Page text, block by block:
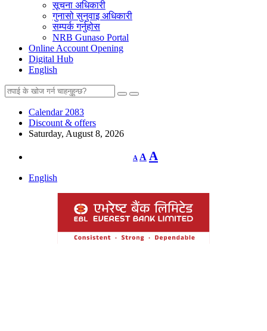
सूचना अधिकारी
गुनासो सुनुवाइ अधिकारी
सम्पर्क गर्नुहोस
NRB Gunaso Portal
Online Account Opening
Digital Hub
English
Calendar 2083
Discount & offers
Saturday, August 8, 2026
A
Decrease
font
A Reset
font
A
English